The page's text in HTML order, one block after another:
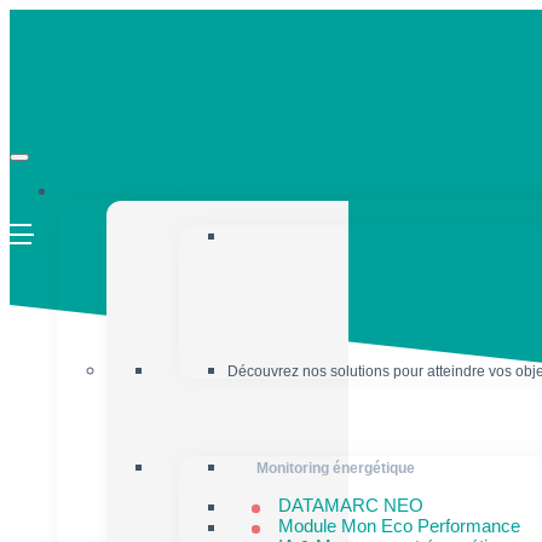
Découvrez nos solutions pour atteindre vos
Monitoring énergétique
DATAMARC NEO
Module Mon Eco Performance